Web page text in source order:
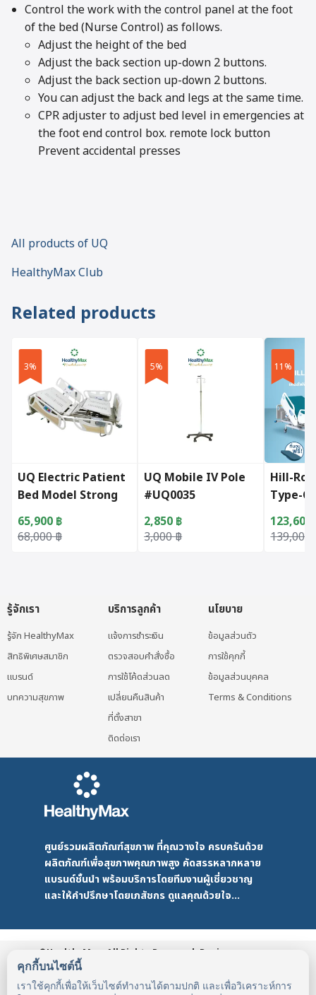
Control the work with the control panel at the foot
of the bed (Nurse Control) as follows.
Adjust the height of the bed
Adjust the back section up-down 2 buttons.
Adjust the back section up-down 2 buttons.
You can adjust the back and legs at the same time.
CPR adjuster to adjust bed level in emergencies at
the foot end control box. remote lock button
Prevent accidental presses
All products of UQ
HealthyMax Club
Related products
3%
UQ Electric Patient
Bed Model Strong
CNR
68,000฿
Original price was: 68,000 ฿.
65,900 ฿
Current price is: 65,900 ฿.
5%
UQ Mobile IV Pole
#UQ0035
3,000฿
Original price was: 3,000 ฿.
2,850 ฿
Current price is: 2,850 ฿.
11%
Hill-
Type-C
139,000
Original
123,600
Current
คุกกี้บนไซต์นี้
เราใช้คุกกี้เพื่อให้เว็บไซต์ทำงานได้ตามปกติ และเพื่อวิเคราะห์การ
รู้จักเรา
รู้จัก HealthyMax
สิทธิพิเศษสมาชิก
แบรนด์
บทความสุขภาพ
บริการลูกค้า
แจ้งการชำระเงิน
ตรวจสอบคำสั่งซื้อ
การใช้โค้ดส่วนลด
เปลี่ยนคืนสินค้า
ที่ตั้งสาขา
ติดต่อเรา
นโยบาย
ข้อมูลส่วนตัว
การใช้คุกกี้
ข้อมูลส่วนบุคคล
Terms & Conditions
ศูนย์รวมผลิตภัณฑ์สุขภาพ ที่คุณวางใจ ครบครันด้วย
ผลิตภัณฑ์เพื่อสุขภาพคุณภาพสูง คัดสรรหลากหลาย
แบรนด์ชั้นนำ พร้อมบริการโดยทีมงานผู้เชี่ยวชาญ
และให้คำปรึกษาโดยเภสัชกร ดูแลคุณด้วยใจ...
©HealthyMax. All Rights Reserved. Design
by DMDHealthyMax